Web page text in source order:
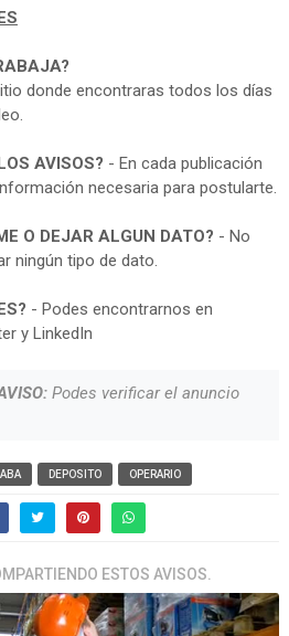
donde encontraras todos los días
AVISOS? - En cada publicación
necesaria para postularte.
O DEJAR ALGUN DATO? - No
ningún tipo de dato.
- Podes encontrarnos en
y LinkedIn
Podes verificar el anuncio
DEPOSITO OPERARIO
ESTOS AVISOS.